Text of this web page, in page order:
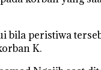
peristiwa
K.